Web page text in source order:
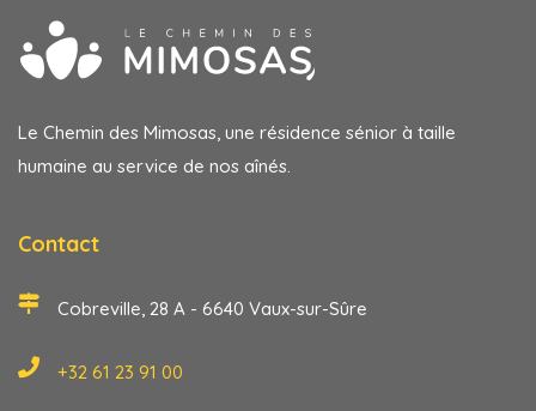
Le Chemin des Mimosas, une résidence sénior à taille
humaine au service de nos aînés.
Contact
Cobreville, 28 A - 6640 Vaux-sur-Sûre
+32 61 23 91 00